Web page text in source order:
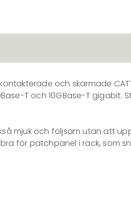
och skärmade
T och 10GBase-T
mjuk och följsam utan att
för patchpanel i rack, som